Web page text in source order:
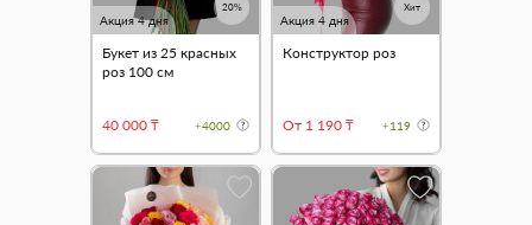
Акция 4 дня
20%
Букет из 25 красных
роз 100 см
40 000 ₸ +4000
Акция 4 дня
Хит
Конструктор роз
От 1 190 ₸ +119